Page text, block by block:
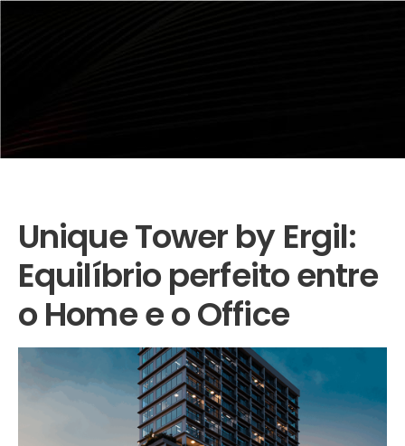
Unique Tower by Ergil:
Equilíbrio perfeito entre
o Home e o Office